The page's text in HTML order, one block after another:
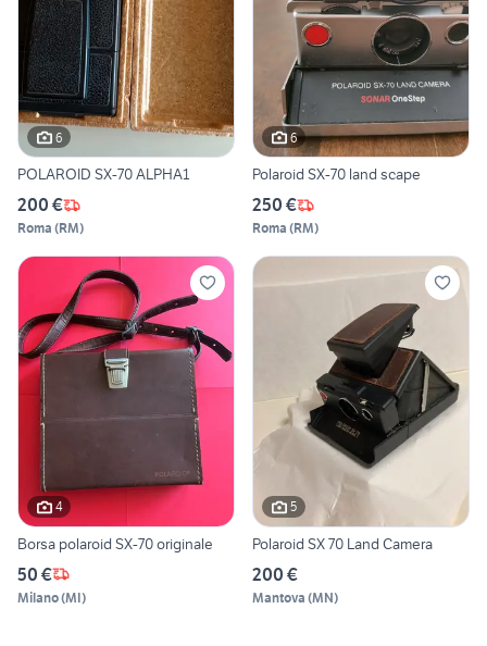
6
POLAROID SX-70 ALPHA1
200 €
Roma (RM)
6
Polaroid SX-70 land scape
250 €
Roma (RM)
4
Borsa polaroid SX-70 originale
50 €
Milano(MI)
5
Polaroid SX 70 Land Camera
200 €
Mantova (MN)